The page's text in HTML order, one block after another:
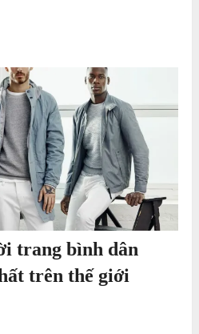
trang bình dân
trên thế giới